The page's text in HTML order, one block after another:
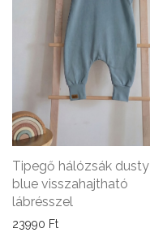
Tipegő hálózsák dusty
blue visszahajtható
lábrésszel
23990 Ft